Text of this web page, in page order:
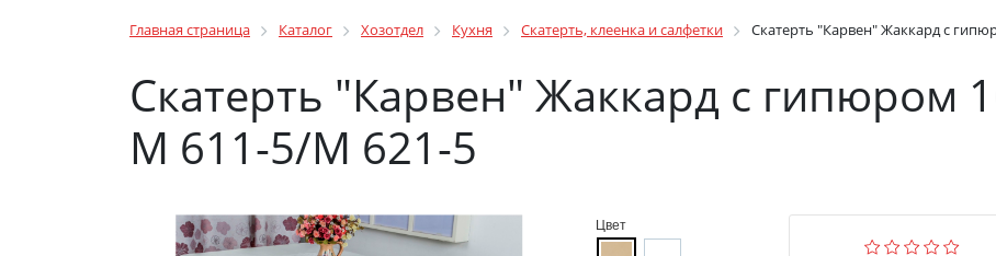
Главная страница Каталог Хозотдел Кухня Скатерть, клеенка и салфетки Скатерть "Карвен" Жаккард с
Скатерть "Карвен" Жаккард с гипюром
М 611-5/М 621-5
Цвет